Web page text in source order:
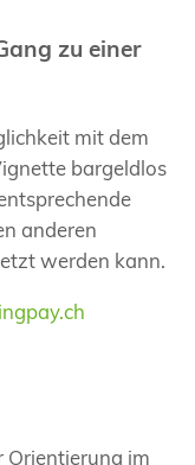
zu einer
mit dem
bargeldlos
anderen
werden kann.
Orientierung im